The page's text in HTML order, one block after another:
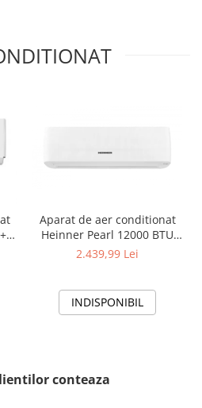
Aparat de aer conditionat
Heinner Pearl 12000 BTU
Wi-Fi, Clasa A+++/A+++, AI
alb
2.439,99 Lei
INDISPONIBIL
conteaza